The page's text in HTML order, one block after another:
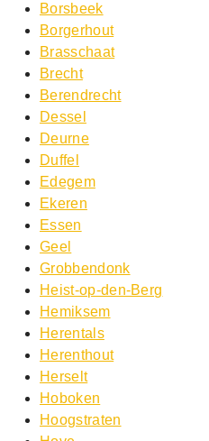
Borsbeek
Borgerhout
Brasschaat
Brecht
Berendrecht
Dessel
Deurne
Duffel
Edegem
Ekeren
Essen
Geel
Grobbendonk
Heist-op-den-Berg
Hemiksem
Herentals
Herenthout
Herselt
Hoboken
Hoogstraten